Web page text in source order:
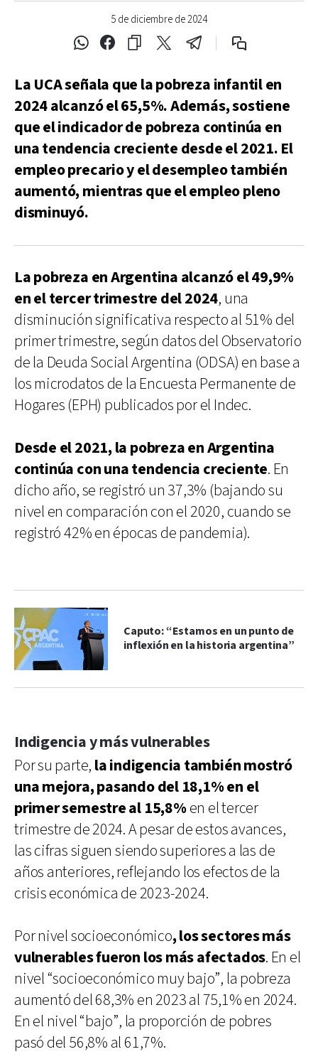
5 de diciembre de 2024
La UCA señala que la pobreza infantil en
2024 alcanzó el 65,5%. Además, sostiene
que el indicador de pobreza continúa en
una tendencia creciente desde el 2021. El
empleo precario y el desempleo también
aumentó, mientras que el empleo pleno
disminuyó.
La pobreza en Argentina alcanzó el 49,9%
en el tercer trimestre del 2024, una
disminución significativa respecto al 51% del
primer trimestre, según datos del Observatorio
de la Deuda Social Argentina (ODSA) en base a
los microdatos de la Encuesta Permanente de
Hogares (EPH) publicados por el Indec.
Desde el 2021, la pobreza en Argentina
continúa con una tendencia creciente. En
dicho año, se registró un 37,3% (bajando su
nivel en comparación con el 2020, cuando se
registró 42% en épocas de pandemia).
Caputo: “Estamos en un punto de
inflexión en la historia argentina”
Indigencia y más vulnerables
Por su parte, la indigencia también mostró
una mejora, pasando del 18,1% en el
primer semestre al 15,8%en el tercer
trimestre de 2024. A pesar de estos avances,
las cifras siguen siendo superiores a las de
años anteriores, reflejando los efectos de la
crisis económica de 2023-2024.
Por nivel socioeconómico, los sectores más
vulnerables fueron los más afectados. En el
nivel “socioeconómico muy bajo”, la pobreza
aumentó del 68,3% en 2023 al 75,1% en 2024.
En el nivel “bajo”, la proporción de pobres
pasó del 56,8% al 61,7%.